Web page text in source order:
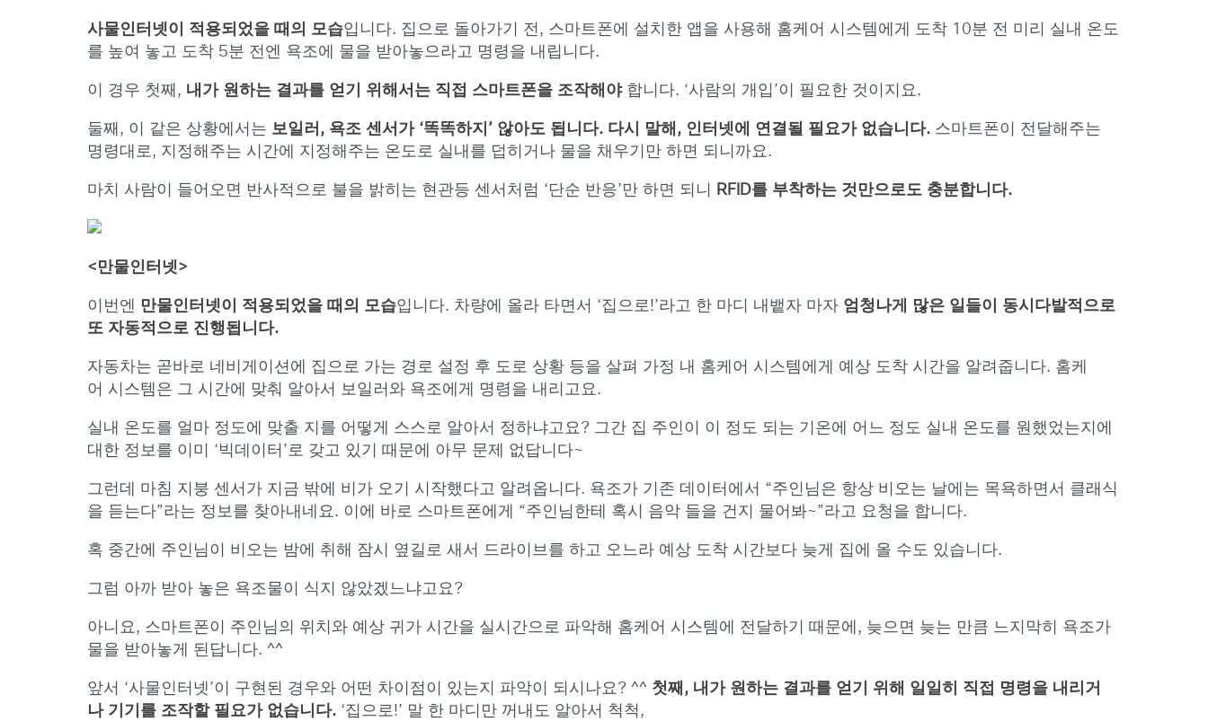
사물인터넷이 적용되었을 때의 모습입니다. 집으로 돌아가기 전, 스마트폰에 설치한 앱을 사용해 홈케어 시스템에게 도착 10분 전 미리 실내 온도
를 높여 놓고 도착 5분 전엔 욕조에 물을 받아놓으라고 명령을 내립니다.
이 경우 첫째, 내가 원하는 결과를 얻기 위해서는 직접 스마트폰을 조작해야 합니다. ‘사람의 개입’이 필요한 것이지요.
둘째, 이 같은 상황에서는 보일러, 욕조 센서가 ‘똑똑하지’ 않아도 됩니다. 다시 말해, 인터넷에 연결될 필요가 없습니다. 스마트폰이 전달해주는
명령대로, 지정해주는 시간에 지정해주는 온도로 실내를 덥히거나 물을 채우기만 하면 되니까요.
마치 사람이 들어오면 반사적으로 불을 밝히는 현관등 센서처럼 ‘단순 반응’만 하면 되니 RFID를 부착하는 것만으로도 충분합니다.
<만물인터넷>
이번엔 만물인터넷이 적용되었을 때의 모습입니다. 차량에 올라 타면서 ‘집으로!’라고 한 마디 내뱉자 마자 엄청나게 많은 일들이 동시다발적으로
또 자동적으로 진행됩니다.
자동차는 곧바로 네비게이션에 집으로 가는 경로 설정 후 도로 상황 등을 살펴 가정 내 홈케어 시스템에게 예상 도착 시간을 알려줍니다. 홈케
어 시스템은 그 시간에 맞춰 알아서 보일러와 욕조에게 명령을 내리고요.
실내 온도를 얼마 정도에 맞출 지를 어떻게 스스로 알아서 정하냐고요? 그간 집 주인이 이 정도 되는 기온에 어느 정도 실내 온도를 원했었는지에
대한 정보를 이미 ‘빅데이터’로 갖고 있기 때문에 아무 문제 없답니다~
그런데 마침 지붕 센서가 지금 밖에 비가 오기 시작했다고 알려옵니다. 욕조가 기존 데이터에서 “주인님은 항상 비오는 날에는 목욕하면서 클래식
을 듣는다”라는 정보를 찾아내네요. 이에 바로 스마트폰에게 “주인님한테 혹시 음악 들을 건지 물어봐~”라고 요청을 합니다.
혹 중간에 주인님이 비오는 밤에 취해 잠시 옆길로 새서 드라이브를 하고 오느라 예상 도착 시간보다 늦게 집에 올 수도 있습니다.
그럼 아까 받아 놓은 욕조물이 식지 않았겠느냐고요?
아니요, 스마트폰이 주인님의 위치와 예상 귀가 시간을 실시간으로 파악해 홈케어 시스템에 전달하기 때문에, 늦으면 늦는 만큼 느지막히 욕조가
물을 받아놓게 된답니다. ^^
앞서 ‘사물인터넷’이 구현된 경우와 어떤 차이점이 있는지 파악이 되시나요? ^^ 첫째, 내가 원하는 결과를 얻기 위해 일일히 직접 명령을 내리거
나 기기를 조작할 필요가 없습니다. ‘집으로!’ 말 한 마디만 꺼내도 알아서 척척,